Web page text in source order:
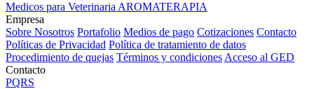
Medicos para Veterinaria AROMATERAPIA
Empresa
Sobre Nosotros Portafolio Medios de pago Cotizaciones Contacto
Políticas de Privacidad Política de tratamiento de datos
Procedimiento de quejas Términos y condiciones Acceso al GED
Contacto
PQRS